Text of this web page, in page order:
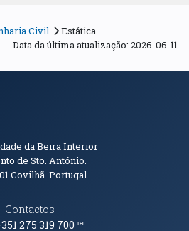
Civil
Estática
Data da última atualização: 2026-06-11
Contacto
da Beira Interior
de Sto. António.
Covilhã. Portugal.
Contactos
275 319 700℡